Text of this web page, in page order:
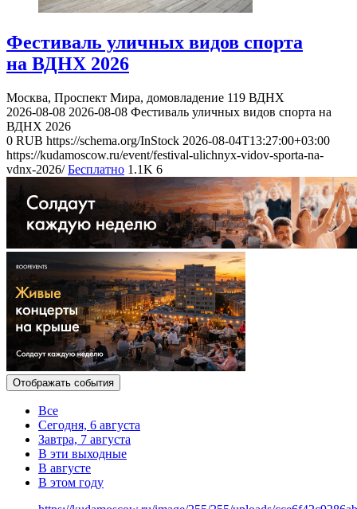
Фестиваль уличных видов спорта
на ВДНХ 2026
Москва, Проспект Мира, домовладение 119 ВДНХ
2026-08-08 2026-08-08 Фестиваль уличных видов спорта на
ВДНХ 2026
0 RUB https://schema.org/InStock 2026-08-04T13:27:00+03:00
https://kudamoscow.ru/event/festival-ulichnyx-vidov-sporta-na-
vdnx-2026/ Бесплатно 1.1K 6
Отображать события
Все
Сегодня, 6 августа
Завтра, 7 августа
В эти выходные
В августе
В этом году